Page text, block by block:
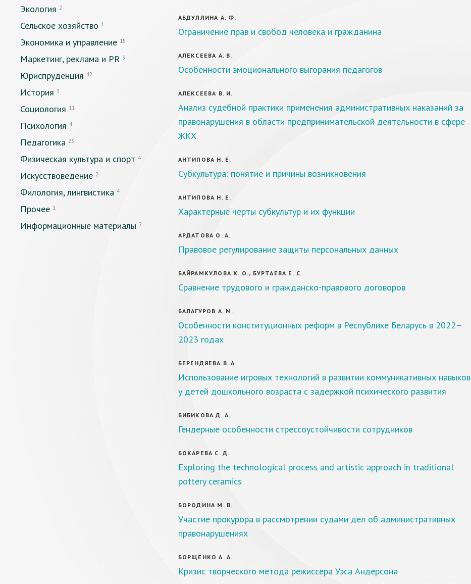
Экология 2
Сельское хозяйство 1
Экономика и управление 15
Маркетинг, реклама и PR 3
Юриспруденция 42
История 3
Социология 11
Психология 4
Педагогика 23
Физическая культура и спорт 4
Искусствоведение 2
Филология, лингвистика 4
Прочее 1
Информационные материалы 2
АБДУЛЛИНА А. Ф.
Ограничение прав и свобод человека и гражданина
АЛЕКСЕЕВА А. В.
Особенности эмоционального выгорания педагогов
АЛЕКСЕЕВА В. И.
Анализ судебной практики применения административных наказаний за
правонарушения в области предпринимательской деятельности в сфере
ЖКХ
АНТИПОВА Н. Е.
Субкультура: понятие и причины возникновения
АНТИПОВА Н. Е.
Характерные черты субкультур и их функции
АРДАТОВА О. А.
Правовое регулирование защиты персональных данных
БАЙРАМКУЛОВА Х. О., БУРТАЕВА Е. С.
Сравнение трудового и гражданско-правового договоров
БАЛАГУРОВ А. М.
Особенности конституционных реформ в Республике Беларусь в 2022–
2023 годах
БЕРЕНДЯЕВА В. А.
Использование игровых технологий в развитии коммуникативных навыков
у детей дошкольного возраста с задержкой психического развития
БИБИКОВА Д. А.
Гендерные особенности стрессоустойчивости сотрудников
БОКАРЕВА С. Д.
Exploring the technological process and artistic approach in traditional
pottery ceramics
БОРОДИНА М. В.
Участие прокурора в рассмотрении судами дел об административных
правонарушениях
БОРЩЕНКО А. А.
Кризис творческого метода режиссера Уэса Андерсона